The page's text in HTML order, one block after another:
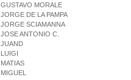
GUSTAVO MORALE
JORGE DE LA PAMPA
JORGE SCIAMANNA
JOSE ANTONIO C.
JUAND
LUIGI
MATIAS
MIGUEL